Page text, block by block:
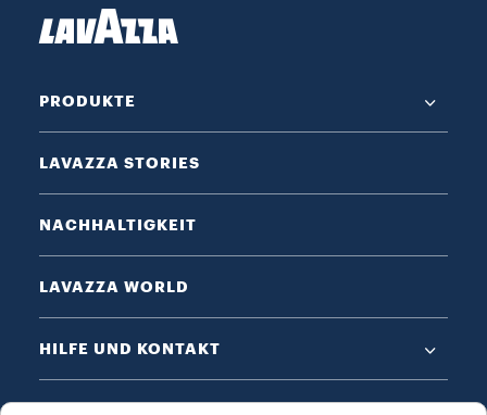
PRODUKTE
LAVAZZA STORIES
NACHHALTIGKEIT
LAVAZZA WORLD
HILFE UND KONTAKT